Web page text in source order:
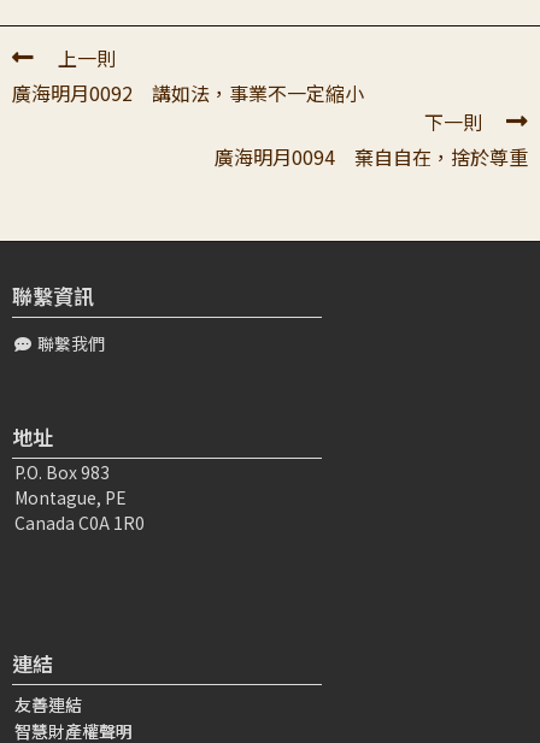
上一則
廣海明月0092 講如法，事業不一定縮小
下一則
廣海明月0094 棄自自在，捨於尊重
聯繫資訊
聯繫我們
地址
P.O. Box 983
Montague, PE
Canada C0A 1R0
連結
友善連結
智慧財產權聲明